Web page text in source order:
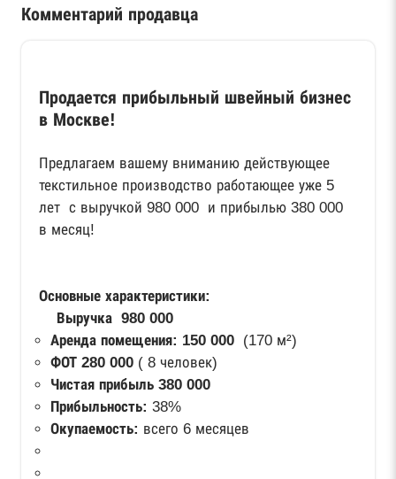
Комментарий продавца
Продается прибыльный швейный бизнес
в Москве!
Предлагаем вашему вниманию действующее
текстильное производство работающее уже 5
лет с выручкой 980 000 и прибылью 380 000
в месяц!
Основные характеристики:
Выручка 980 000
Аренда помещения: 150 000 (170 м²)
ФОТ 280 000 ( 8 человек)
Чистая прибыль 380 000
Прибыльность: 38%
Окупаемость: всего 6 месяцев